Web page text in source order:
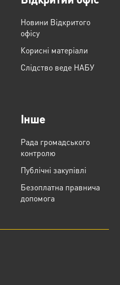
Новини Відкритого
офісу
Корисні матеріали
Слідство веде НАБУ
Інше
Рада громадського
контролю
Публічні закупівлі
Безоплатна правнича
допомога